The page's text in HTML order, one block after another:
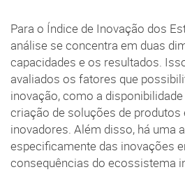
Para o Índice de Inovação dos
análise se concentra em duas
capacidades e os resultados.
avaliados os fatores que
inovação, como a
criação de soluções de produtos
inovadores. Além disso, há uma
especificamente das inovações
consequências do ecossistema